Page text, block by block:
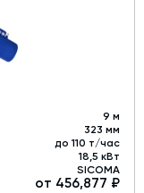
9 м
323 мм
до 110 т/час
18,5 кВт
SICOMA
от 456,877 ₽